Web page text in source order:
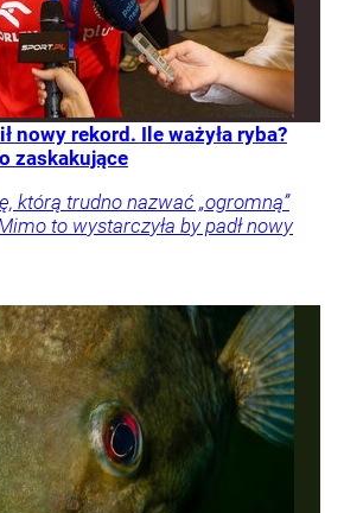
nowy rekord. Ile ważyła ryba?
zaskakujące
którą trudno nazwać „ogromną”
to wystarczyła by padł nowy